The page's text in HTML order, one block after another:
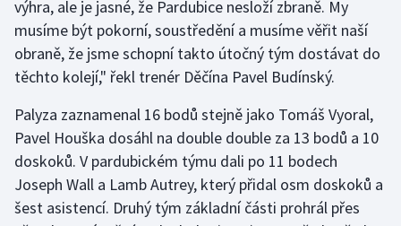
Volejbal
Ostatní
výhra, ale je jasné, že Pardubice nesloží zbraně. My
musíme být pokorní, soustředění a musíme věřit naší
obraně, že jsme schopní takto útočný tým dostávat do
těchto kolejí," řekl trenér Děčína Pavel Budínský.
Palyza zaznamenal 16 bodů stejně jako Tomáš Vyoral,
Pavel Houška dosáhl na double double za 13 bodů a 10
doskoků. V pardubickém týmu dali po 11 bodech
Joseph Wall a Lamb Autrey, který přidal osm doskoků a
šest asistencí. Druhý tým základní části prohrál přes